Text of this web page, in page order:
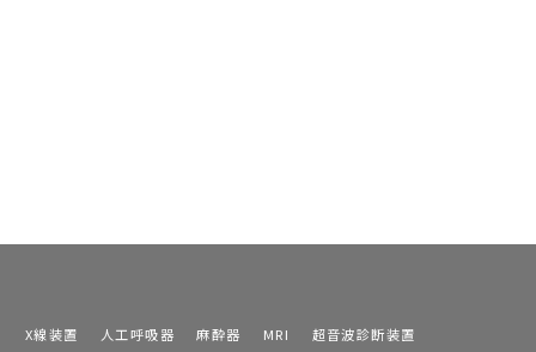
X線装置 人工呼吸器 麻酔器 MRI
超音波診断装置